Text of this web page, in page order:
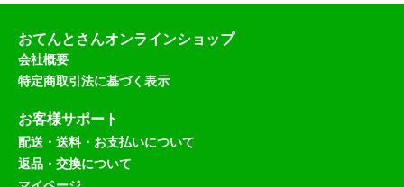
おてんとさんオンラインショップ
会社概要
特定商取引法に基づく表示
お客様サポート
配送・送料・お支払いについて
返品・交換について